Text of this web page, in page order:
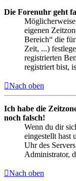
Die Forenuhr geht
eigenen
Bereich“ die
Zeit, ...)
registrierten
registriert bist,
Nach oben
Ich habe die
noch falsch!
Wenn du dir
eingestellt hast
Uhr des
Administrator,
Nach oben